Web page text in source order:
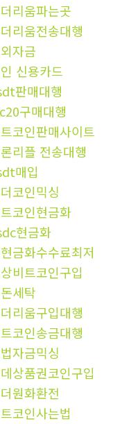
리움파는곳
리움전송대행
자금
신용카드
판매대행
구매대행
코인판매사이트
리플 전송대행
매입
코인믹싱
코인현금화
현금화
금화수수료최저
비트코인구입
세탁
리움구입대행
코인송금대행
자금믹싱
상품권코인구입
원화환전
코인사는법